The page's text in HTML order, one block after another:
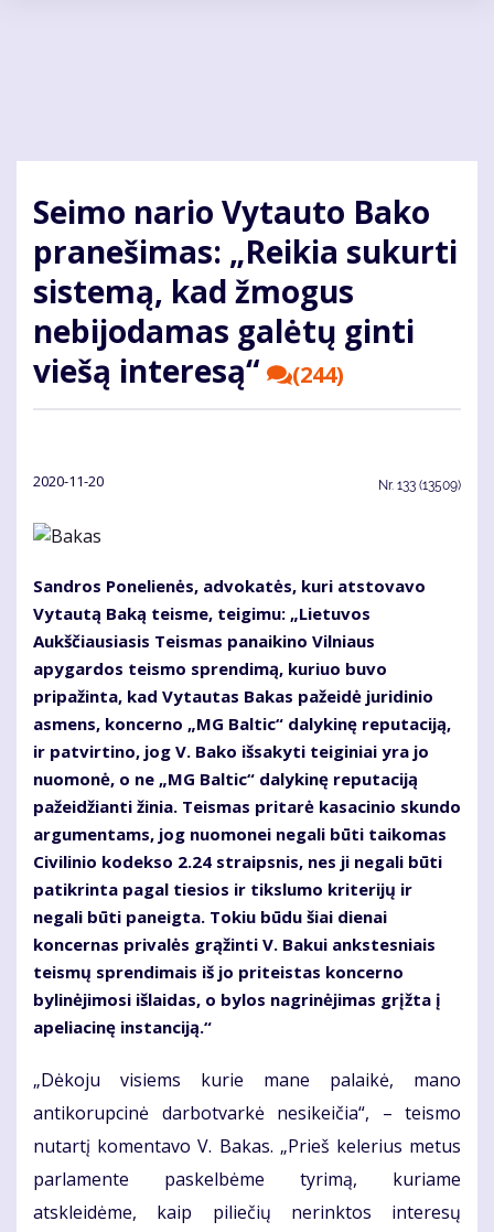
Seimo nario Vytauto Bako
pranešimas: „Reikia sukurti
sistemą, kad žmogus
nebijodamas galėtų ginti
viešą interesą“
(244)
2020-11-20 Nr. 133 (13509)
Sandros Ponelienės, advokatės, kuri atstovavo
Vytautą Baką teisme, teigimu: „Lietuvos
Aukščiausiasis Teismas panaikino Vilniaus
apygardos teismo sprendimą, kuriuo buvo
pripažinta, kad Vytautas Bakas pažeidė juridinio
asmens, koncerno „MG Baltic“ dalykinę reputaciją,
ir patvirtino, jog V. Bako išsakyti teiginiai yra jo
nuomonė, o ne „MG Baltic“ dalykinę reputaciją
pažeidžianti žinia. Teismas pritarė kasacinio skundo
argumentams, jog nuomonei negali būti taikomas
Civilinio kodekso 2.24 straipsnis, nes ji negali būti
patikrinta pagal tiesios ir tikslumo kriterijų ir
negali būti paneigta. Tokiu būdu šiai dienai
koncernas privalės grąžinti V. Bakui ankstesniais
teismų sprendimais iš jo priteistas koncerno
bylinėjimosi išlaidas, o bylos nagrinėjimas grįžta į
apeliacinę instanciją.“
„Dėkoju visiems kurie mane palaikė, mano
antikorupcinė darbotvarkė nesikeičia“, – teismo
nutartį komentavo V. Bakas. „Prieš kelerius metus
parlamente paskelbėme tyrimą, kuriame
atskleidėme, kaip piliečių nerinktos interesų